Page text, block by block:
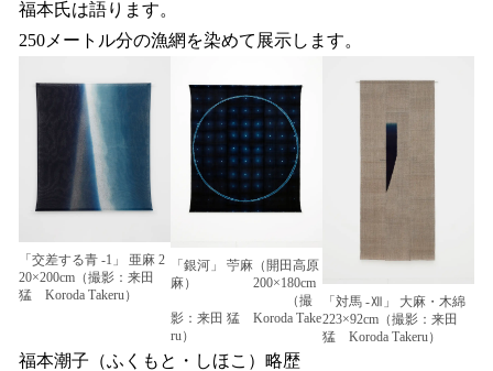
福本氏は語ります。
250メートル分の漁網を染めて展示します。
「交差する青 -1」 亜麻 2
20×200cm（撮影：来田
猛 Koroda Takeru）
「銀河」 苧麻（開田高原
麻） 200×180cm
（撮
影：来田 猛 Koroda Take
ru）
「対馬 -Ⅻ」 大麻・木綿
223×92cm（撮影：来田
猛 Koroda Takeru）
福本潮子（ふくもと・しほこ）略歴